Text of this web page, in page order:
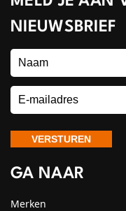
NIEUWSBRIEF
GA NAAR
Merken